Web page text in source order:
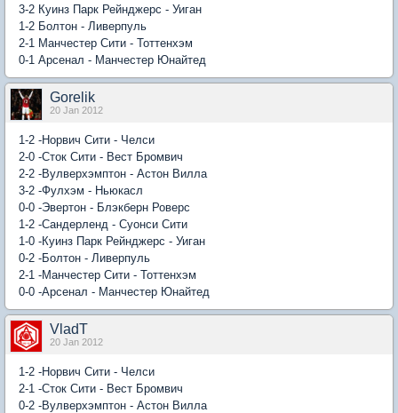
3-2 Куинз Парк Рейнджерс - Уиган
1-2 Болтон - Ливерпуль
2-1 Манчестер Сити - Тоттенхэм
0-1 Арсенал - Манчестер Юнайтед
Gorelik
20 Jan 2012
1-2 -Норвич Сити - Челси
2-0 -Сток Сити - Вест Бромвич
2-2 -Вулверхэмптон - Астон Вилла
3-2 -Фулхэм - Ньюкасл
0-0 -Эвертон - Блэкберн Роверс
1-2 -Сандерленд - Суонси Сити
1-0 -Куинз Парк Рейнджерс - Уиган
0-2 -Болтон - Ливерпуль
2-1 -Манчестер Сити - Тоттенхэм
0-0 -Арсенал - Манчестер Юнайтед
VladT
20 Jan 2012
1-2 -Норвич Сити - Челси
2-1 -Сток Сити - Вест Бромвич
0-2 -Вулверхэмптон - Астон Вилла